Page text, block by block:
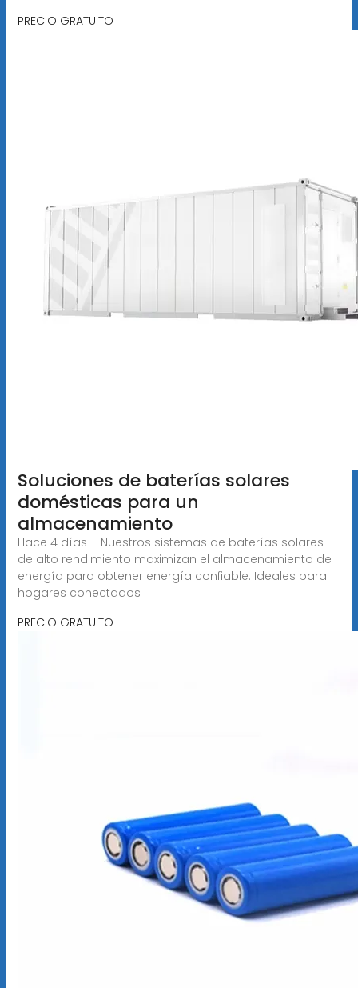
PRECIO GRATUITO
Soluciones de baterías solares
domésticas para un
almacenamiento
Hace 4 días · Nuestros sistemas de baterías solares
de alto rendimiento maximizan el almacenamiento de
energía para obtener energía confiable. Ideales para
hogares conectados
PRECIO GRATUITO